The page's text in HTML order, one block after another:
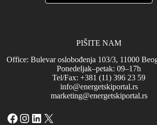
PIŠITE NAM
Office: Bulevar oslobođenja 103/3, 11000
Ponedeljak–petak: 09–17h
Tel/Fax: +381 (11) 396 23 59
info@energetskiportal.rs
marketing@energetskiportal.rs
Facebook
Instagram
LinkedIn
X